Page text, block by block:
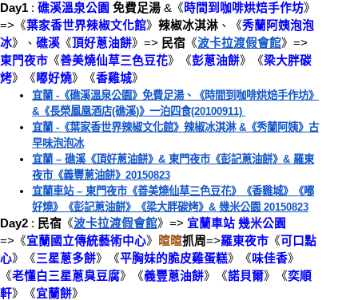
Day1 : 礁溪溫泉公園 免費足湯 & 《時間到咖啡烘焙手作坊》
=> 《葉家香世界辣椒文化館》 辣椒冰淇淋 、 《秀蘭阿姨泡泡
冰》、 礁溪 《 頂好蔥油餅》=> 民宿 《波卡拉渡假會館》
東門夜市 《善美燒仙草三色豆花》《彭蔥油餅》《梁大胖碳
烤》《嘟好燒》《香雞城》
宜蘭 -《礁溪溫泉公園》免費足湯、《時間到咖啡烘焙手作坊》
&《長榮鳳凰酒店(礁溪)》一泊四食(20100911)
宜蘭 -《葉家香世界辣椒文化館》辣椒冰淇淋 &《秀蘭阿姨》古
早味泡泡冰
宜蘭 – 礁溪《頂好蔥油餅》& 東門夜市《彭記蔥油餅》& 羅東
夜市《義豐蔥油餅》20150823
宜蘭車站 – 東門夜市《善美燒仙草三色豆花》《香雞城》《嘟
好燒》《彭記蔥油餅》《梁大胖碳烤》& 幾米公園 20150823
Day2 : 民宿 《波卡拉渡假會館》 => 宜蘭車站 幾米公園
=> 《宜蘭國立傳統藝術中心》 暄暄抓周=>羅東夜市 《可口點
心》《三星蔥多餅》《平胸妹的脆皮雞蛋糕》《味佳香》
《老懂白三星蔥臭豆腐》《義豐蔥油餅》《諾貝爾》《奕順
軒》《宜蘭餅》